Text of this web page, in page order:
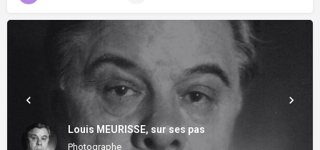
Louis MEURISSE, sur ses pas
Photographe